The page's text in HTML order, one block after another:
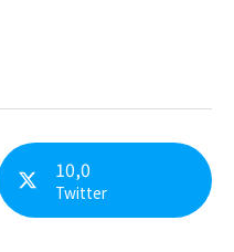
10,0
Twitter